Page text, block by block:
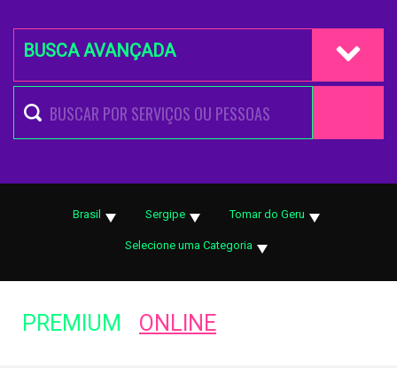
BUSCA AVANÇADA
Brasil Sergipe Tomar do Geru
Selecione uma Categoria
PREMIUM ONLINE